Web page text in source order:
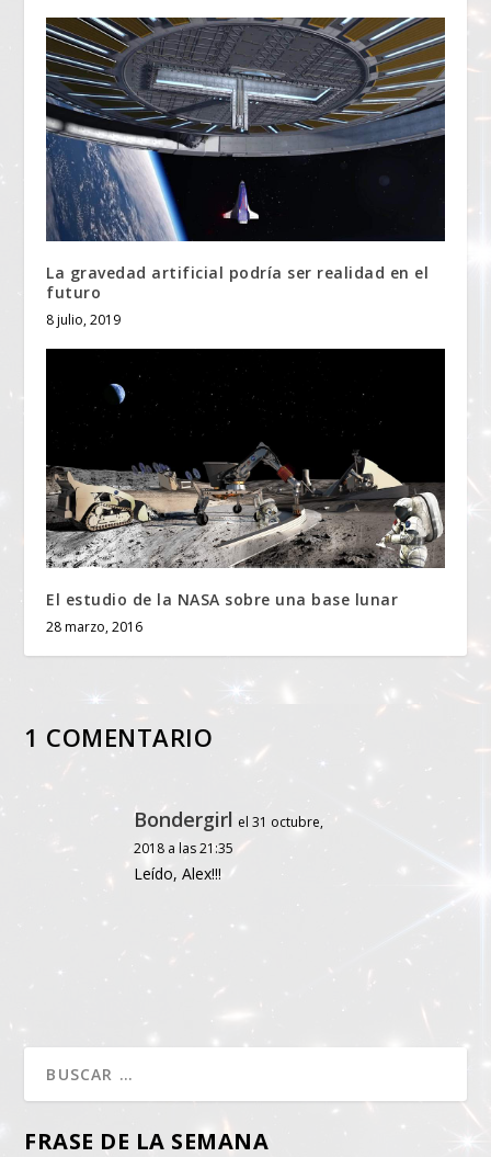
La gravedad artificial podría ser realidad en el
futuro
8 julio, 2019
El estudio de la NASA sobre una base lunar
28 marzo, 2016
1 COMENTARIO
Bondergirl el 31 octubre,
2018 a las 21:35
Leído, Alex!!!
FRASE DE LA SEMANA